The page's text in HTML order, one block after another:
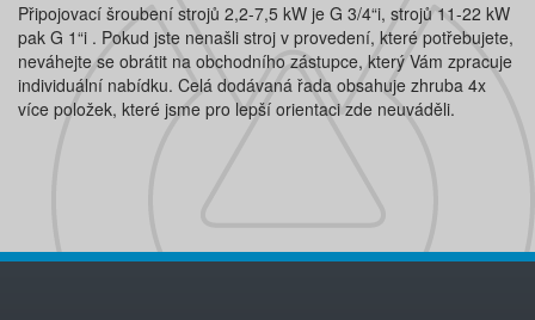
Připojovací šroubení strojů 2,2-7,5 kW je G 3/4“i, strojů 11-22 kW
pak G 1“i . Pokud jste nenašli stroj v provedení, které potřebujete,
neváhejte se obrátit na obchodního zástupce, který Vám zpracuje
individuální nabídku. Celá dodávaná řada obsahuje zhruba 4x
více položek, které jsme pro lepší orientaci zde neuváděli.